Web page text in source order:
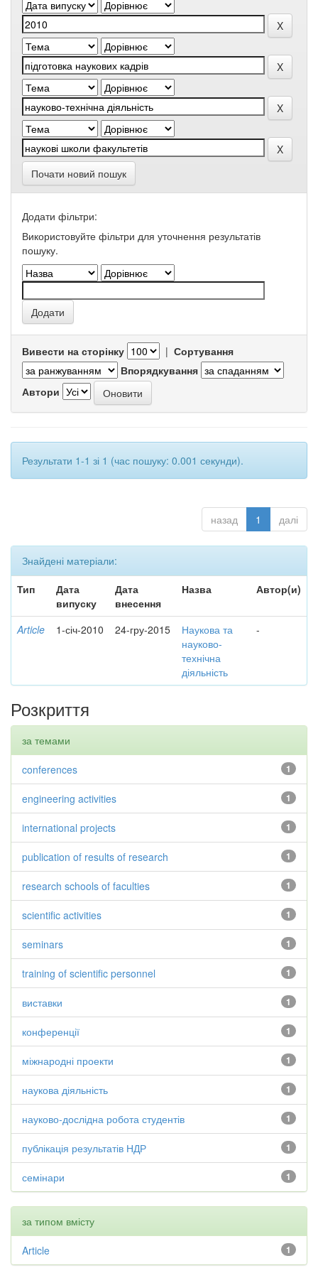
Почати новий пошук
Додати фільтри:
Використовуйте фільтри для уточнення результатів
пошуку.
Вивести на сторінку | Сортування
Впорядкування
Автори
Результати 1-1 зі 1 (час пошуку: 0.001 секунди).
назад 1 далі
Знайдені матеріали:
Тип
Дата
випуску
Дата
внесення
Назва Автор(и)
Article 1-січ-2010 24-гру-2015
Наукова та
науково-
технічна
діяльність
-
Розкриття
за темами
1
conferences
1
engineering activities
1
international projects
1
publication of results of research
1
research schools of faculties
1
scientific activities
1
seminars
1
training of scientific personnel
1
виставки
1
конференції
1
міжнародні проекти
1
наукова діяльність
1
науково-дослідна робота студентів
1
публікація результатів НДР
1
семінари
за типом вмісту
1
Article